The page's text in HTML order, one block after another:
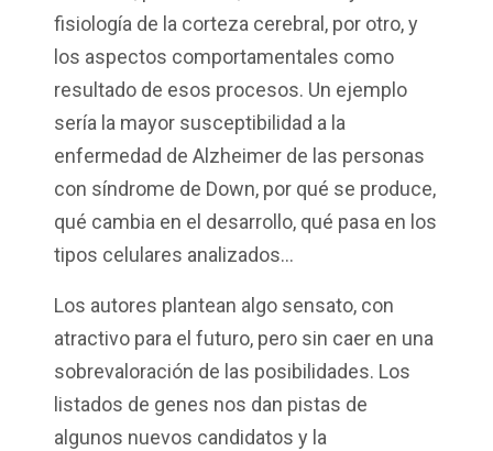
fisiología de la corteza cerebral, por otro, y
los aspectos comportamentales como
resultado de esos procesos. Un ejemplo
sería la mayor susceptibilidad a la
enfermedad de Alzheimer de las personas
con síndrome de Down, por qué se produce,
qué cambia en el desarrollo, qué pasa en los
tipos celulares analizados…
Los autores plantean algo sensato, con
atractivo para el futuro, pero sin caer en una
sobrevaloración de las posibilidades. Los
listados de genes nos dan pistas de
algunos nuevos candidatos y la